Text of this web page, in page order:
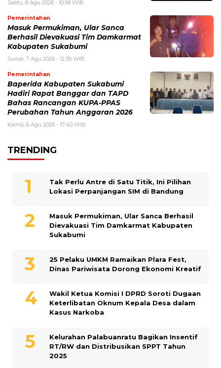
Sabtu, 8 Agu 2026 - 10:58 WIB
Pemerintahan
Masuk Permukiman, Ular Sanca
Berhasil Dievakuasi Tim Damkarmat
Kabupaten Sukabumi
Jumat, 7 Agu 2026 - 12:35 WIB
Pemerintahan
Baperida Kabupaten Sukabumi
Hadiri Rapat Banggar dan TAPD
Bahas Rancangan KUPA-PPAS
Perubahan Tahun Anggaran 2026
Kamis, 6 Agu 2026 - 17:40 WIB
TRENDING
Tak Perlu Antre di Satu Titik, Ini Pilihan
Lokasi Perpanjangan SIM di Bandung
Masuk Permukiman, Ular Sanca Berhasil
Dievakuasi Tim Damkarmat Kabupaten
Sukabumi
25 Pelaku UMKM Ramaikan Plara Fest,
Dinas Pariwisata Dorong Ekonomi Kreatif
Wakil Ketua Komisi I DPRD Soroti Dugaan
Keterlibatan Oknum Kepala Desa dalam
Kasus Narkoba
Kelurahan Palabuanratu Bagikan Insentif
RT/RW dan Distribusikan SPPT Tahun
2025